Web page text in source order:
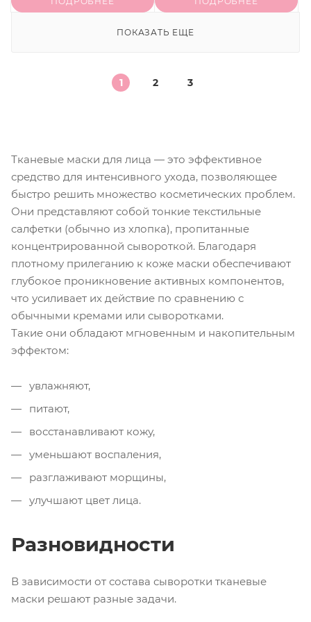
ПОКАЗАТЬ ЕЩЕ
1 2 3
Тканевые маски для лица — это эффективное
средство для интенсивного ухода, позволяющее
быстро решить множество косметических проблем.
Они представляют собой тонкие текстильные
салфетки (обычно из хлопка), пропитанные
концентрированной сывороткой. Благодаря
плотному прилеганию к коже маски обеспечивают
глубокое проникновение активных компонентов,
что усиливает их действие по сравнению с
обычными кремами или сыворотками.
Такие они обладают мгновенным и накопительным
эффектом:
увлажняют,
питают,
восстанавливают кожу,
уменьшают воспаления,
разглаживают морщины,
улучшают цвет лица.
Разновидности
В зависимости от состава сыворотки тканевые
маски решают разные задачи.